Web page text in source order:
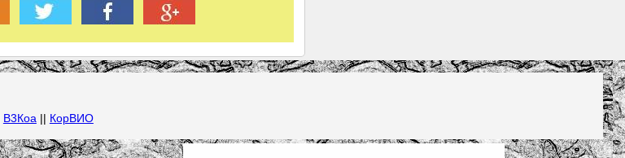
В3Коа || КорВИО